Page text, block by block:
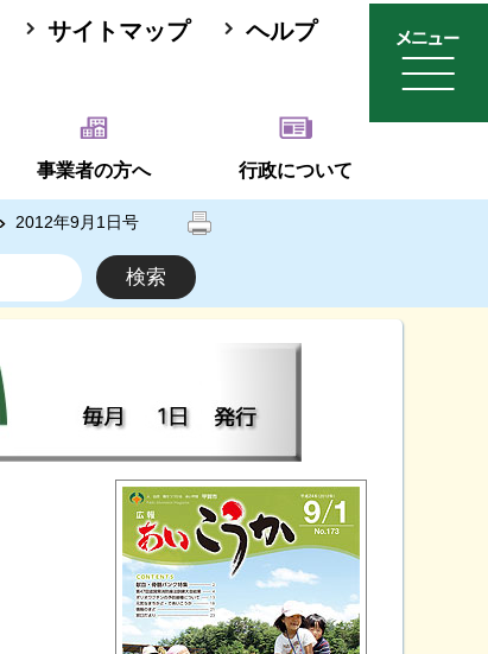
サイトマップ ヘルプ
事業者の方へ 行政について
2012年9月1日号